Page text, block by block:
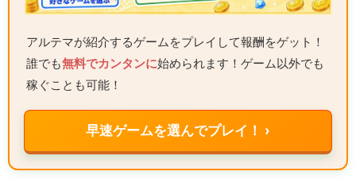
アルテマが紹介するゲームをプレイして報酬をゲット！
誰でも無料でカンタンに始められます！ゲーム以外でも
稼ぐことも可能！
早速ゲームを選んでプレイ！ ›